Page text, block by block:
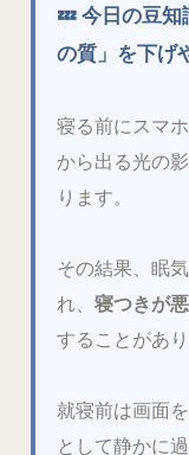
💤 今日の豆知
の質」を下げ
寝る前にスマ
から出る光の
ります。
その結果、眠
れ、 寝つきが
することがあり
就寝前は画面
として静かに